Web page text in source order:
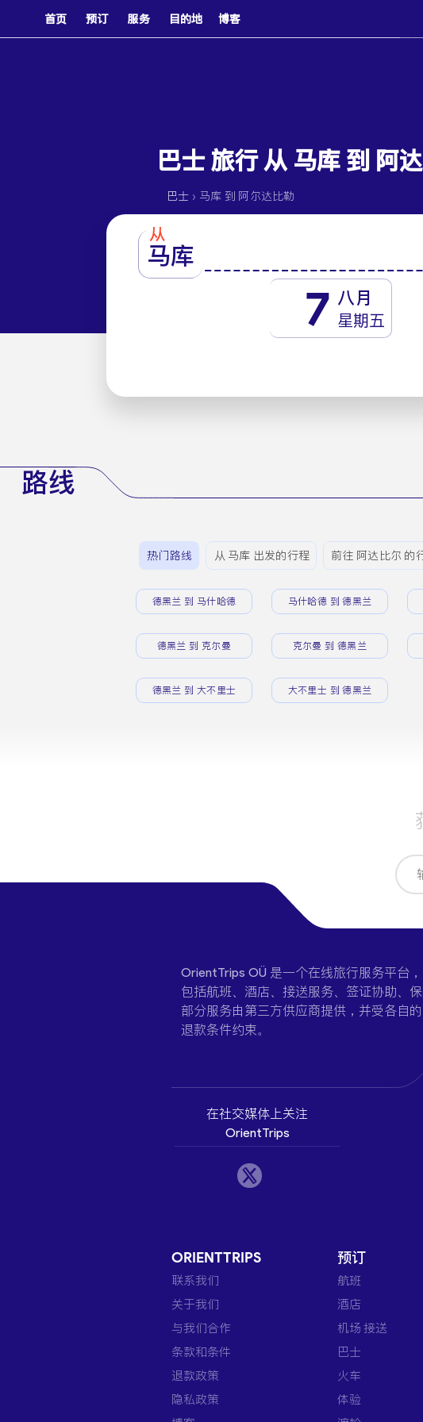
首页 预订 服务 目的地 博客
巴士 旅行 从 马库 到 阿
巴士 › 马库 到 阿尔达比勒
从
马库
7 八月
星期五
路线
热门路线 从 马库 出发的行程 前往 阿达比尔 的
德黑兰 到 马什哈德 马什哈德 到 德黑兰
德黑兰 到 克尔曼 克尔曼 到 德黑兰
德黑兰 到 大不里士 大不里士 到 德黑兰
OrientTrips OÜ 是一个在线旅行服务平台
包括航班、酒店、接送服务、签证协助、
部分服务由第三方供应商提供，并受各自
退款条件约束。
在社交媒体上关注
OrientTrips
ORIENTTRIPS
联系我们
关于我们
与我们合作
条款和条件
退款政策
隐私政策
预订
航班
酒店
机场 接送
巴士
火车
体验